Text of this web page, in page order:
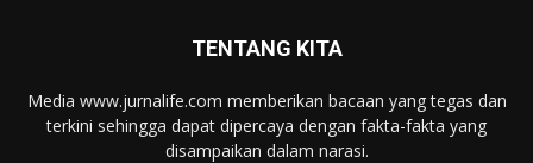
TENTANG KITA
Media www.jurnalife.com memberikan bacaan yang tegas dan
terkini sehingga dapat dipercaya dengan fakta-fakta yang
disampaikan dalam narasi.